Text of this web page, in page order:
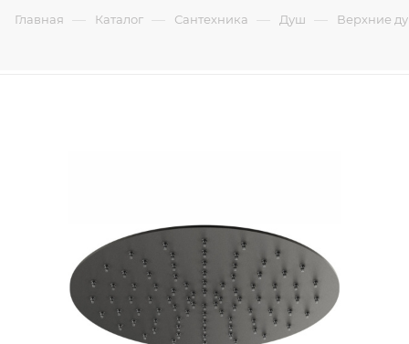
Главная — Каталог — Сантехника — Душ — Верхние